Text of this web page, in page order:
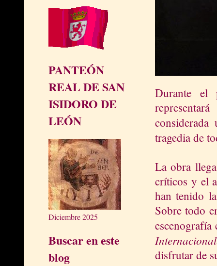
PANTEÓN
REAL DE SAN
ISIDORO DE
LEÓN
Diciembre 2025
Buscar en este
blog
Durante el
tragedia de
La obra
críticos y el
han tenido
Sobre todo
disfrutar de